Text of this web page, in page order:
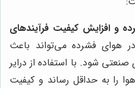
و افزایش کیفیت فرآیندهای
هوای فشرده می‌تواند باعث
شود. با استفاده از درایر
را به حداقل رساند و کیفیت